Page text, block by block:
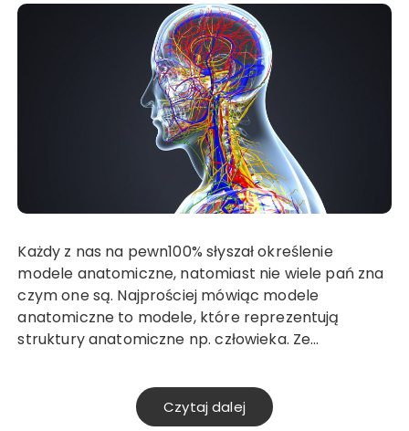
Każdy z nas na pewn100% słyszał określenie
modele anatomiczne, natomiast nie wiele pań zna
czym one są. Najprościej mówiąc modele
anatomiczne to modele, które reprezentują
struktury anatomiczne np. człowieka. Ze…
Czytaj dalej